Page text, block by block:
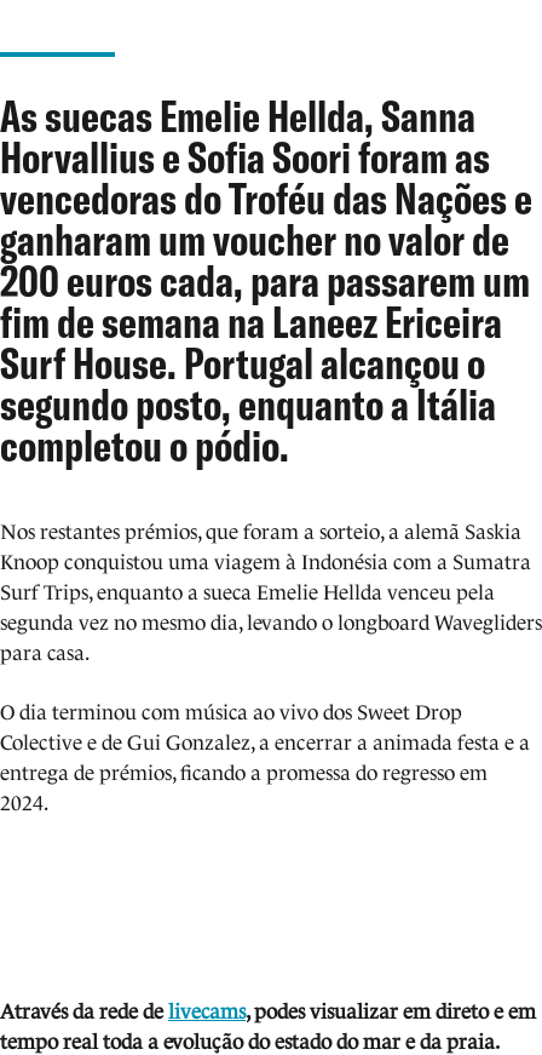
As suecas Emelie Hellda, Sanna
Horvallius e Sofia Soori foram as
vencedoras do Troféu das Nações e
ganharam um voucher no valor de
200 euros cada, para passarem um
fim de semana na Laneez Ericeira
Surf House. Portugal alcançou o
segundo posto, enquanto a Itália
completou o pódio.
Nos restantes prémios, que foram a sorteio, a alemã Saskia
Knoop conquistou uma viagem à Indonésia com a Sumatra
Surf Trips, enquanto a sueca Emelie Hellda venceu pela
segunda vez no mesmo dia, levando o longboard Wavegliders
para casa.
O dia terminou com música ao vivo dos Sweet Drop
Colective e de Gui Gonzalez, a encerrar a animada festa e a
entrega de prémios, ficando a promessa do regresso em
2024.
Através da rede delivecams, podes visualizar em direto e em
tempo real toda a evolução do estado do mar e da praia.